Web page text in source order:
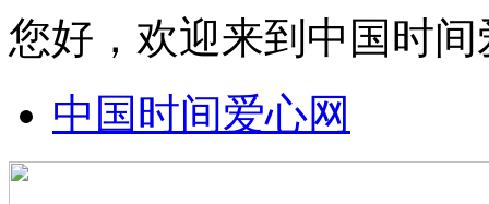
您好，欢迎来到中国时
中国时间爱心网